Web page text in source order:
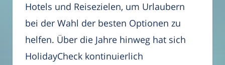
Hotels und Reisezielen, um Urlaubern
bei der Wahl der besten Optionen zu
helfen. Über die Jahre hinweg hat sich
HolidayCheck kontinuierlich